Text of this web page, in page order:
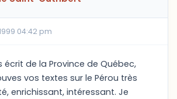
04:42 pm
écrit de la Province de Québec,
vos textes sur le Pérou très
enrichissant, intéressant. Je